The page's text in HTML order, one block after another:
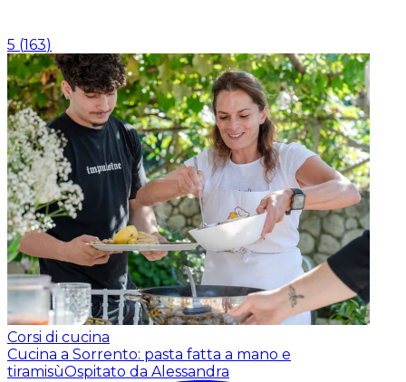
5 (163)
Corsi di cucina
Cucina a Sorrento: pasta fatta a mano e
tiramisùOspitato da Alessandra